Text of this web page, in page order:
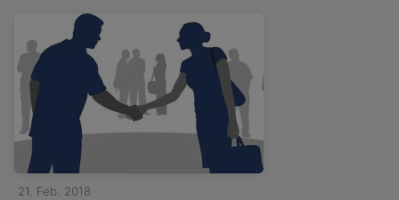
21. Feb. 2018